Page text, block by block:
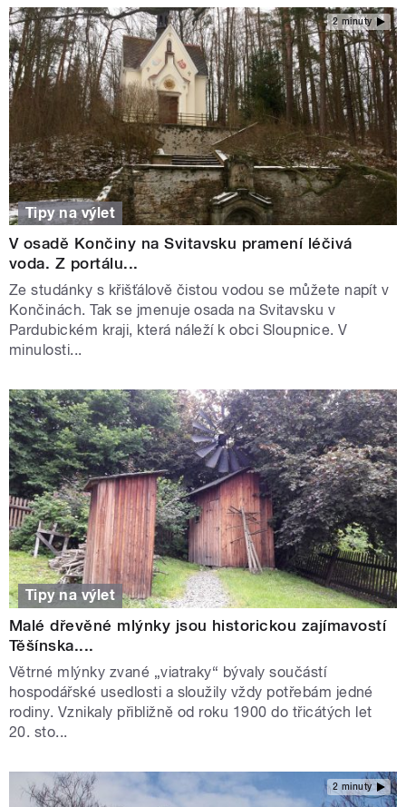
2 minuty
Tipy na výlet
V osadě Končiny na Svitavsku pramení léčivá
voda. Z portálu...
Ze studánky s křišťálově čistou vodou se můžete napít v
Končinách. Tak se jmenuje osada na Svitavsku v
Pardubickém kraji, která náleží k obci Sloupnice. V
minulosti...
Tipy na výlet
Malé dřevěné mlýnky jsou historickou zajímavostí
Těšínska....
Větrné mlýnky zvané „viatraky“ bývaly součástí
hospodářské usedlosti a sloužily vždy potřebám jedné
rodiny. Vznikaly přibližně od roku 1900 do třicátých let
20. sto...
2 minuty